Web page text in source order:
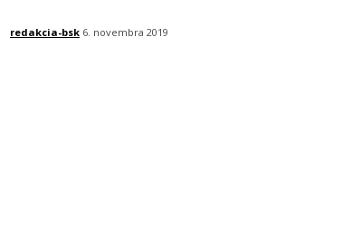
redakcia-bsk 6. novembra 2019